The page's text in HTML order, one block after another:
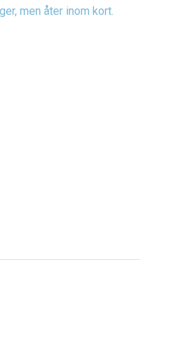
men åter inom kort.